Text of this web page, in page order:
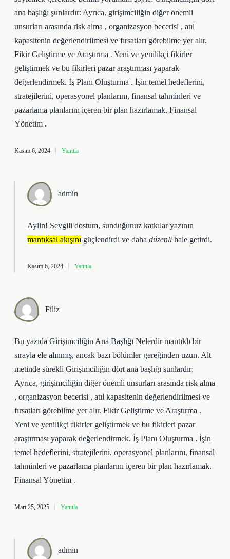
ana başlığı şunlardır: Ayrıca, girişimciliğin diğer önemli
unsurları arasında risk alma , organizasyon becerisi , atıl
kapasitenin değerlendirilmesi ve fırsatları görebilme yer alır.
Fikir Geliştirme ve Araştırma . Yeni ve yenilikçi fikirler
geliştirmek ve bu fikirleri pazar araştırması yaparak
değerlendirmek. İş Planı Oluşturma . İşin temel hedeflerini,
stratejilerini, operasyonel planlarını, finansal tahminleri ve
pazarlama planlarını içeren bir plan hazırlamak. Finansal
Yönetim .
Kasım 6, 2024 Yanıtla
admin
Aylin! Sevgili dostum, sunduğunuz katkılar yazının
mantıksal akışını güçlendirdi ve daha düzenli hale getirdi.
Kasım 6, 2024 Yanıtla
Filiz
Bu yazıda Girişimciliğin Ana Başlığı Nelerdir mantıklı bir
sırayla ele alınmış, ancak bazı bölümler gereğinden uzun. Alt
metinde sürekli Girişimciliğin dört ana başlığı şunlardır:
Ayrıca, girişimciliğin diğer önemli unsurları arasında risk alma
, organizasyon becerisi , atıl kapasitenin değerlendirilmesi ve
fırsatları görebilme yer alır. Fikir Geliştirme ve Araştırma .
Yeni ve yenilikçi fikirler geliştirmek ve bu fikirleri pazar
araştırması yaparak değerlendirmek. İş Planı Oluşturma . İşin
temel hedeflerini, stratejilerini, operasyonel planlarını, finansal
tahminleri ve pazarlama planlarını içeren bir plan hazırlamak.
Finansal Yönetim .
Mart 25, 2025 Yanıtla
admin